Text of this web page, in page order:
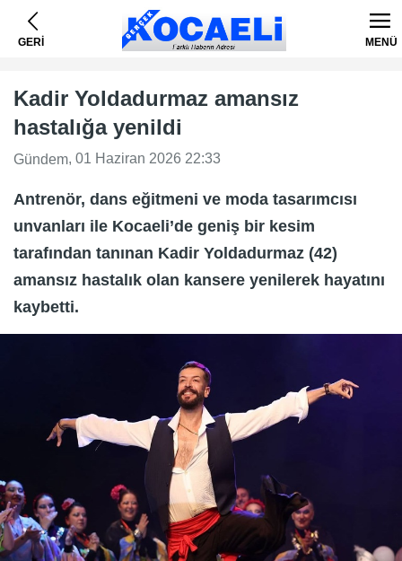
GERİ MENÜ
Kadir Yoldadurmaz amansız
hastalığa yenildi
Gündem, 01 Haziran 2026 22:33
Antrenör, dans eğitmeni ve moda tasarımcısı
unvanları ile Kocaeli’de geniş bir kesim
tarafından tanınan Kadir Yoldadurmaz (42)
amansız hastalık olan kansere yenilerek hayatını
kaybetti.